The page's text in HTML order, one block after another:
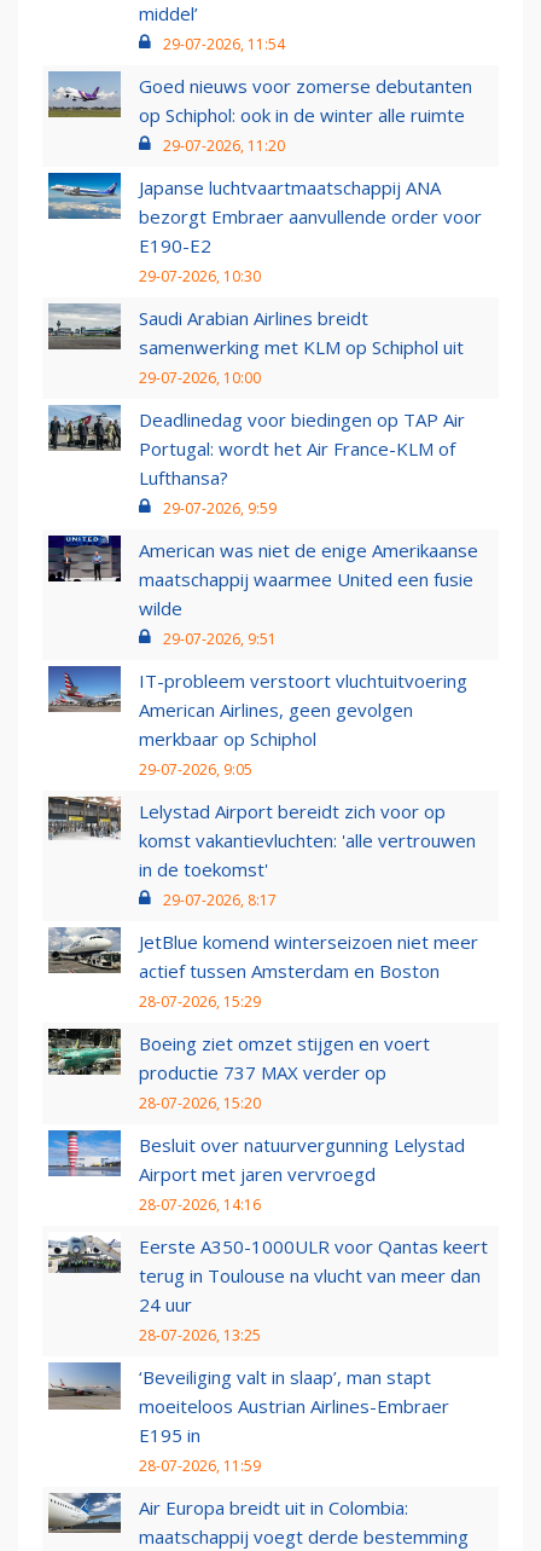
middel’
29-07-2026, 11:54
Goed nieuws voor zomerse debutanten
op Schiphol: ook in de winter alle ruimte
29-07-2026, 11:20
Japanse luchtvaartmaatschappij ANA
bezorgt Embraer aanvullende order voor
E190-E2
29-07-2026, 10:30
Saudi Arabian Airlines breidt
samenwerking met KLM op Schiphol uit
29-07-2026, 10:00
Deadlinedag voor biedingen op TAP Air
Portugal: wordt het Air France-KLM of
Lufthansa?
29-07-2026, 9:59
American was niet de enige Amerikaanse
maatschappij waarmee United een fusie
wilde
29-07-2026, 9:51
IT-probleem verstoort vluchtuitvoering
American Airlines, geen gevolgen
merkbaar op Schiphol
29-07-2026, 9:05
Lelystad Airport bereidt zich voor op
komst vakantievluchten: 'alle vertrouwen
in de toekomst'
29-07-2026, 8:17
JetBlue komend winterseizoen niet meer
actief tussen Amsterdam en Boston
28-07-2026, 15:29
Boeing ziet omzet stijgen en voert
productie 737 MAX verder op
28-07-2026, 15:20
Besluit over natuurvergunning Lelystad
Airport met jaren vervroegd
28-07-2026, 14:16
Eerste A350-1000ULR voor Qantas keert
terug in Toulouse na vlucht van meer dan
24 uur
28-07-2026, 13:25
‘Beveiliging valt in slaap’, man stapt
moeiteloos Austrian Airlines-Embraer
E195 in
28-07-2026, 11:59
Air Europa breidt uit in Colombia:
maatschappij voegt derde bestemming